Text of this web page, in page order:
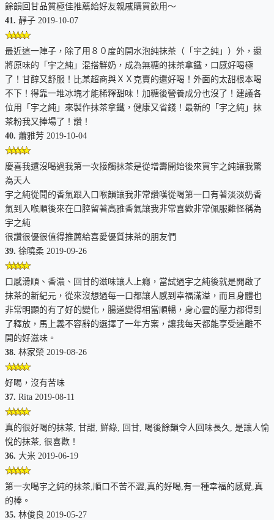
餘韻回甘品質極佳推薦給好友親戚購買飲用～
41. 靜子 2019-10-07
最近這一陣子，除了用８０度的開水泡純抹茶（「宇之純」）外，還
將原味的「宇之純」混搭鮮奶，成為無糖的抹茶拿鐵，口感好喝極
了！甘醇又舒服！比某超商與ＸＸ克賣的還好喝！外面的太甜根本喝
不下！得靠一堆冰塊才能稀釋甜味！加糖後營養成分也沒了！建議各
位用「宇之純」來製作抹茶拿鐵，健康又省錢！最新的「宇之純」抹
茶粉我又捧場了！讚！
40. 蕭雅芳 2019-10-04
慶喜我還沒喝過我第一次接觸抹茶是從增壽開始後來買宇之純讓我驚
為天人
宇之純從聞的香氣跟入口喉韻讓我非常讚嘆從喝第一口有著淡淡奶香
氣到入喉順後來在口腔留著高雅香氣讓我非常喜歡非常佩服難怪稱為
宇之純
很讚很優很值得推薦給喜愛優質抹茶的朋友們
39. 徐曉柔 2019-09-26
口感滑順、香濃、回甘的滋味讓人上癮，當試過宇之純後就是開啟了
抹茶的新紀元，從來沒想過每一口都讓人感到幸福滿溢，而且身體也
非常明顯的有了好的變化，腸道變得相當順暢，身心靈的壓力都得到
了釋放，馬上義不容辭的選擇了一年方案，讓我每天都能享受這離不
開的好滋味。
38. 林家榮 2019-08-26
好喝，沒有苦味
37. Rita 2019-08-11
真的很好喝的抹茶, 甘甜, 鮮綠, 回甘, 喝後餘韻令人回味長久, 是讓人愉
悅的抹茶, 很喜歡！
36. 大米 2019-06-19
第一次喝宇之純的抹茶,順口不苦不澀,真的好喝,有一種幸福的感覺,真
的棒。
35. 林俊良 2019-05-27